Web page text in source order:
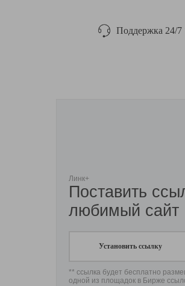
Поддержка 24/7
Линк+
Поставить
любимый сайт
Установить ссылку
** ссылка будет бесплатно
одной из площадок в Бирже